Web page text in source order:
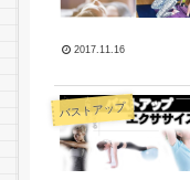
2017.11.16
バストアップ